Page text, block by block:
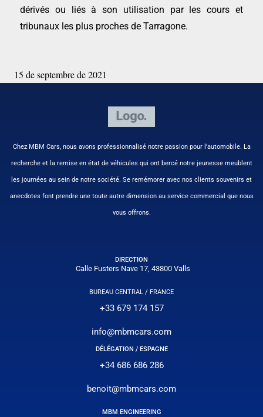
dérivés ou liés à son utilisation par les cours et
tribunaux les plus proches de Tarragone.
15 de septembre de 2021
Chez MBM Cars, nous avons professionnalisé notre passion pour l’automobile. La
recherche et la remise en état de véhicules qui ont bercé notre jeunesse meublent
les journées au sein de notre société. Se remémorer avec nos clients souvenirs et
anecdotes font prendre une toute autre dimension au service commercial que nous
vous offrons.
DIRECTION
Calle Fusters Nave 17, 43800 Valls
BUREAU CENTRAL / FRANCE
+33 679 174 157
info@mbmcars.com
DÉLÉGATION / ESPAGNE
+34 686 686 286
benoit@mbmcars.com
MBM ENGINEERING